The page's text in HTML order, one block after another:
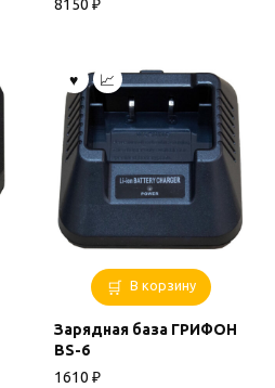
8150 ₽
В корзину
Зарядная база ГРИФОН
BS-6
1610 ₽